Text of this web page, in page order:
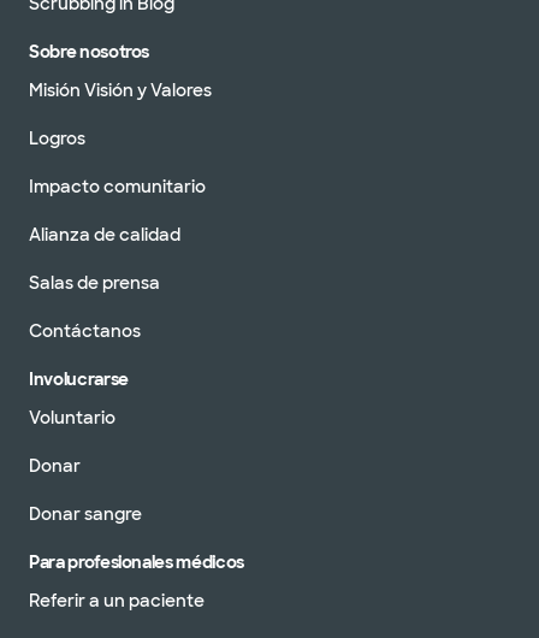
Sobre nosotros
Misión Visión y Valores
Logros
Impacto comunitario
Alianza de calidad
Salas de prensa
Contáctanos
Involucrarse
Voluntario
Donar
Donar sangre
Para profesionales médicos
Referir a un paciente